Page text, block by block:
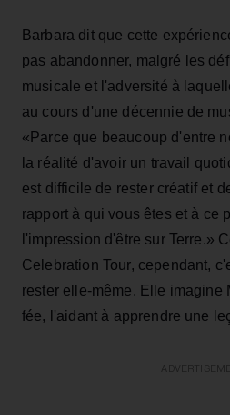
Barbara dit que cette
pas abandonner, malgré les
musicale et l'adversité à
au cours d'une décennie de
«Parce que beaucoup d'entre
la réalité d'avoir un travail
est difficile de rester créatif et
rapport à qui vous êtes et à ce
l'impression d'être sur Terre.»
Celebration Tour, cependant,
rester elle-même. Elle imagine
fée, l'aidant à apprendre une